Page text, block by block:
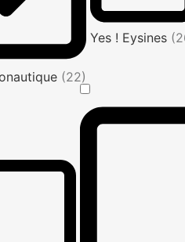
(22)
Yes ! Eysines